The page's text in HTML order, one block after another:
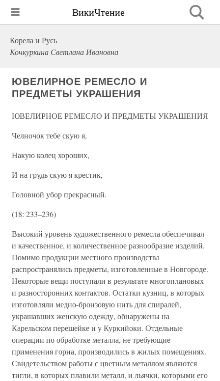
ВикиЧтение
Корела и Русь
Кочкуркина Светлана Ивановна
ЮВЕЛИРНОЕ РЕМЕСЛО И
ПРЕДМЕТЫ УКРАШЕНИЯ
ЮВЕЛИРНОЕ РЕМЕСЛО И ПРЕДМЕТЫ УКРАШЕНИЯ
Челночок тебе скую я,
Накую колец хороших,
И на грудь скую я крестик,
Головной убор прекрасный.
(18: 233–236)
Высокий уровень художественного ремесла обеспечивал
и качественное, и количественное разнообразие изделий.
Помимо продукции местного производства
распространялись предметы, изготовленные в Новгороде.
Некоторые вещи поступали в результате многоплановых
и разносторонних контактов. Остатки кузниц, в которых
изготовляли медно-бронзовую нить для спиралей,
украшавших женскую одежду, обнаружены на
Карельском перешейке и у Куркийоки. Отдельные
операции по обработке металла, не требующие
применения горна, производились в жилых помещениях.
Свидетельством работы с цветным металлом являются
тигли, в которых плавили металл, и льячки, которыми его